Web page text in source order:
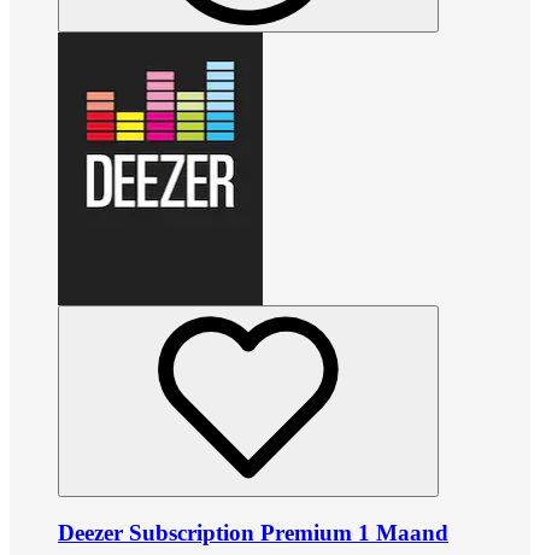
Deezer Subscription Premium 1 Maand